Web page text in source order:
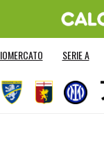
SERIE A